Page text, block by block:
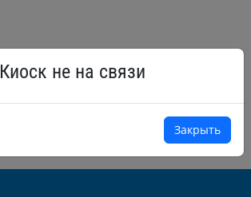
Киоск не на связи
Закрыть